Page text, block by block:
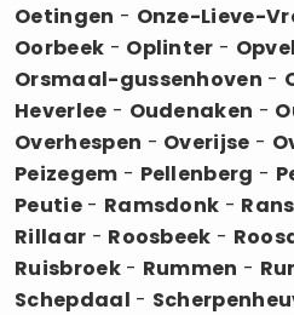
Oetingen - Onze-Lieve-
Oorbeek - Oplinter -
Orsmaal-gussenhoven -
Heverlee - Oudenaken -
Overhespen - Overijse -
Peizegem - Pellenberg -
Peutie- Ramsdonk -
Rillaar - Roosbeek -
Ruisbroek- Rummen -
Schepdaal -